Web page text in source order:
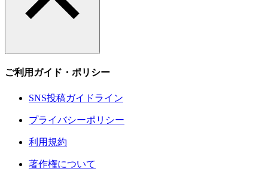
ご利用ガイド・ポリシー
SNS投稿ガイドライン
プライバシーポリシー
利用規約
著作権について